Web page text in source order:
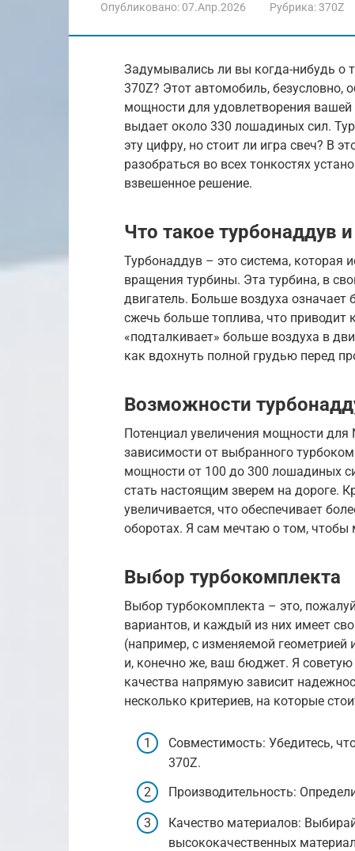
Опубликовано: 07.Апр.2026 Рубрика:370Z
Задумывались ли вы когда-нибудь о
370Z? Этот автомобиль, безусловно,
мощности для удовлетворения
выдает около 330 лошадиных сил.
эту цифру, но стоит ли игра свеч? В
разобраться во всех тонкостях
взвешенное решение.
Что такое турбонаддув
Турбонаддув – это система, которая
вращения турбины. Эта турбина, в
двигатель. Больше воздуха
сжечь больше топлива, что
«подталкивает» больше воздуха в
как вдохнуть полной грудью перед
Возможности
Потенциал увеличения мощности
зависимости от выбранного
мощности от 100 до 300 лошадиных
стать настоящим зверем на дороге.
увеличивается, что обеспечивает
оборотах. Я сам мечтаю о том, чтобы
Выбор турбокомплекта
Выбор турбокомплекта – это,
вариантов, и каждый из них имеет
(например, с изменяемой геометрией
и, конечно же, ваш бюджет. Я советую
качества напрямую зависит
несколько критериев, на которые
Совместимость: Убедитесь,
370Z.
Производительность:
Качество материалов:
высококачественных